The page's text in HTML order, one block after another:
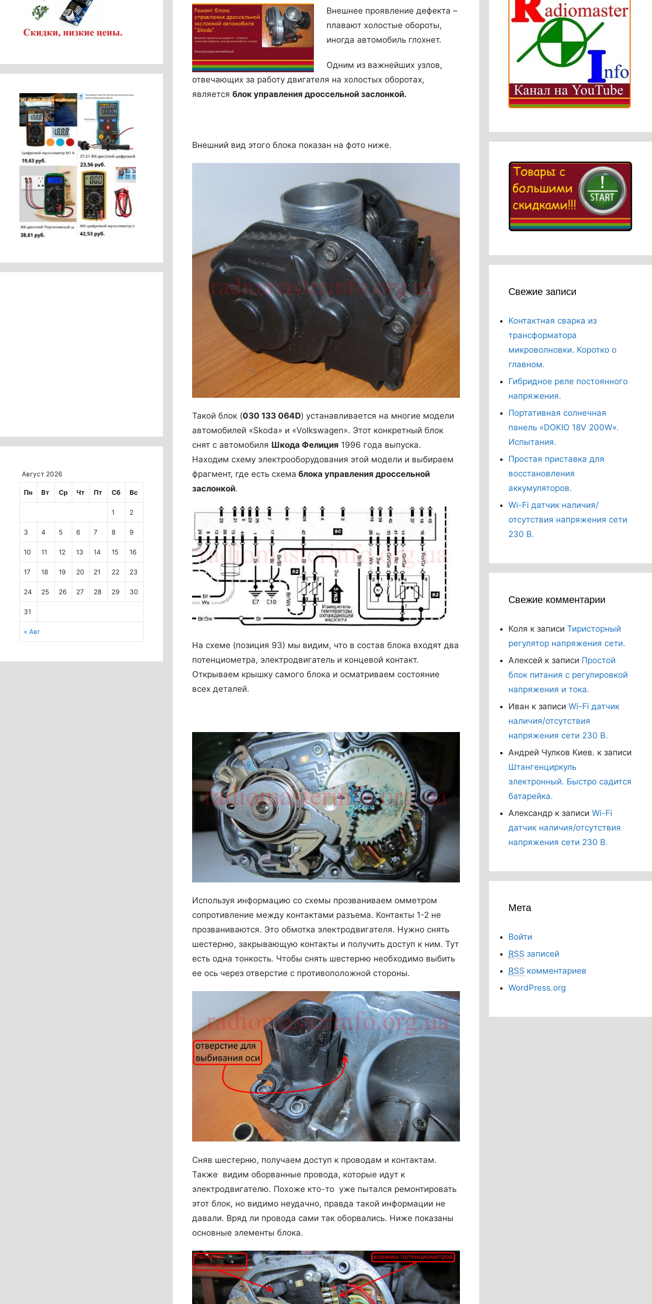
Внешнее проявление дефекта –
плавают холостые обороты,
иногда автомобиль глохнет.
Одним из важнейших узлов,
отвечающих за работу двигателя на холостых оборотах,
является блок управления дроссельной заслонкой.
Внешний вид этого блока показан на фото ниже.
Такой блок (030 133 064D) устанавливается на многие модели
автомобилей «Skoda» и «Volkswagen». Этот конкретный блок
снят с автомобиля Шкода Фелиция 1996 года выпуска.
Находим схему электрооборудования этой модели и выбираем
фрагмент, где есть схема блока управления дроссельной
заслонкой.
На схеме (позиция 93) мы видим, что в состав блока входят два
потенциометра, электродвигатель и концевой контакт.
Открываем крышку самого блока и осматриваем состояние
всех деталей.
Используя информацию со схемы прозваниваем омметром
сопротивление между контактами разъема. Контакты 1-2 не
прозваниваются. Это обмотка электродвигателя. Нужно снять
шестерню, закрывающую контакты и получить доступ к ним. Тут
есть одна тонкость. Чтобы снять шестерню необходимо выбить
ее ось через отверстие с противоположной стороны.
Сняв шестерню, получаем доступ к проводам и контактам.
Также видим оборванные провода, которые идут к
электродвигателю. Похоже кто-то уже пытался ремонтировать
этот блок, но видимо неудачно, правда такой информации не
давали. Вряд ли провода сами так оборвались. Ниже показаны
основные элементы блока.
Август 2026
Пн Вт Ср Чт Пт Сб Вс
« Авг
1 2
3 4 5 6 7 8 9
10 11 12 13 14 15 16
17 18 19 20 21 22 23
24 25 26 27 28 29 30
31
Свежие записи
Контактная сварка из
трансформатора
микроволновки. Коротко о
главном.
Гибридное реле постоянного
напряжения.
Портативная солнечная
панель «DOKIO 18V 200W».
Испытания.
Простая приставка для
восстановления
аккумуляторов.
Wi-Fi датчик наличия/
отсутствия напряжения сети
230 В.
Свежие комментарии
Коля к записи Тиристорный
регулятор напряжения сети.
Алексей к записи Простой
блок питания с регулировкой
напряжения и тока.
Иван к записи Wi-Fi датчик
наличия/отсутствия
напряжения сети 230 В.
Андрей Чулков Киев. к записи
Штангенциркуль
электронный. Быстро садится
батарейка.
Александр к записи Wi-Fi
датчик наличия/отсутствия
напряжения сети 230 В.
Мета
Войти
RSS записей
RSS комментариев
WordPress.org